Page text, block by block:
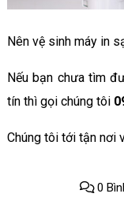
Nên vệ sinh máy in
Nếu bạn chưa tìm
tín thì gọi chúng tôi
Chúng tôi tới tận nơi
0